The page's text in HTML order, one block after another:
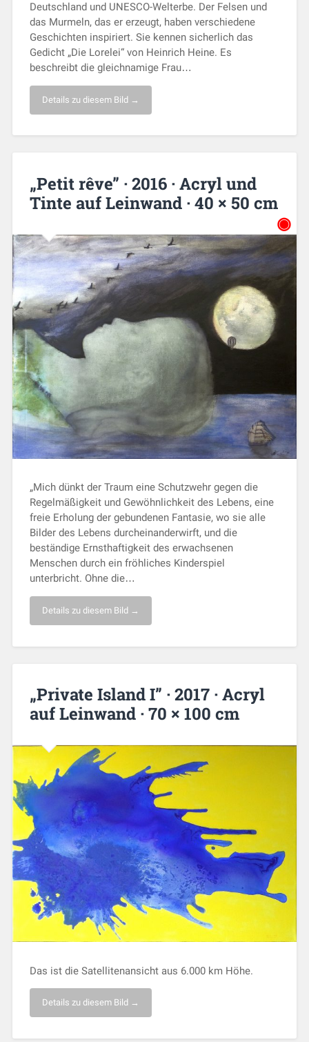
Deutschland und UNESCO-Welterbe. Der Felsen und
das Murmeln, das er erzeugt, haben verschiedene
Geschichten inspiriert. Sie kennen sicherlich das
Gedicht „Die Lorelei“ von Heinrich Heine. Es
beschreibt die gleichnamige Frau…
Details zu diesem Bild →
„Petit rêve” · 2016 · Acryl und
Tinte auf Leinwand · 40 × 50 cm
◉
„Mich dünkt der Traum eine Schutzwehr gegen die
Regelmäßigkeit und Gewöhnlichkeit des Lebens, eine
freie Erholung der gebundenen Fantasie, wo sie alle
Bilder des Lebens durcheinanderwirft, und die
beständige Ernsthaftigkeit des erwachsenen
Menschen durch ein fröhliches Kinderspiel
unterbricht. Ohne die…
Details zu diesem Bild →
„Private Island I” · 2017 · Acryl
auf Leinwand · 70 × 100 cm
Das ist die Satellitenansicht aus 6.000 km Höhe.
Details zu diesem Bild →